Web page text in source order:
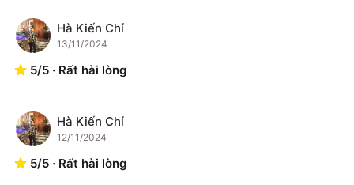
H Hà Kiến Chí
13/11/2024
5/5 · Rất hài lòng
H Hà Kiến Chí
12/11/2024
5/5 · Rất hài lòng